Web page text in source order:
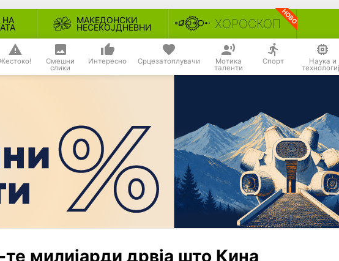
НА МАКЕДОНСКИ
НЕСЕКОЈДНЕВНИ ХОРОСКОП
Смешни
слики
Интересно Срцезатоплувачи Мотика
таленти
Спорт Наука и
милијарди дрвја што Кина